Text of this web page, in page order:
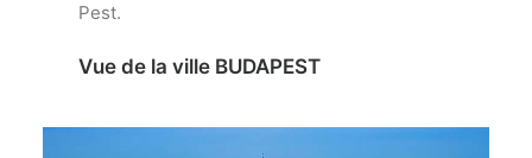
Pest.
Vue de la ville BUDAPEST